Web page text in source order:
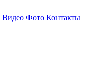
Видео Фото Контакты